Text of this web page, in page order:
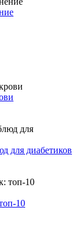
для диабетиков
10